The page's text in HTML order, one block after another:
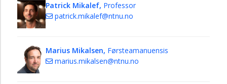
Patrick Mikalef, Professor
patrick.mikalef@ntnu.no
Marius Mikalsen, Førsteamanuensis
marius.mikalsen@ntnu.no